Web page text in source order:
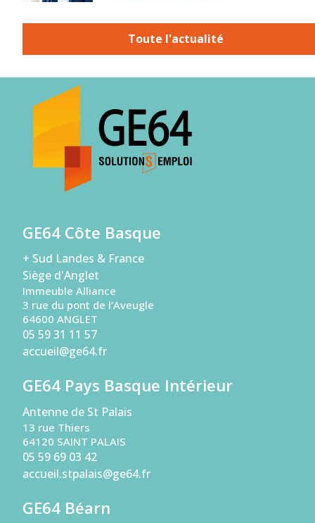
Toute l'actualité
GE64 Côte Basque
+ Sud Landes & France
Siège d'Anglet
Immeuble Alliance
3 rue du pont de l’Aveugle
64600 ANGLET
05 59 31 11 57
accueil@ge64.fr
GE64 Pays Basque Intérieur
Antenne de St Palais
13 rue Thiers
64120 SAINT PALAIS
05 59 69 03 42
accueil.stpalais@ge64.fr
GE64 Béarn